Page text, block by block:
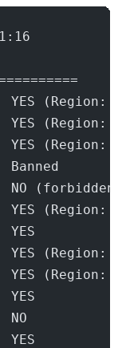
(Region:
(Region:
(Region:
(forbidden-
(Region:
(Region:
(Region: